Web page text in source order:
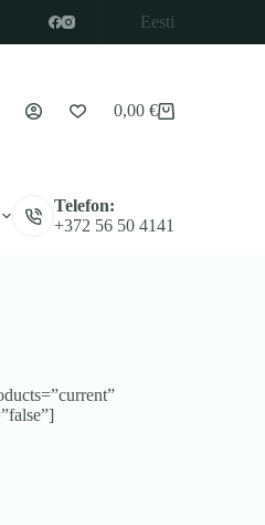
Eesti
Ostukorv
0,00 €
Telefon:
+372 56 50 4141